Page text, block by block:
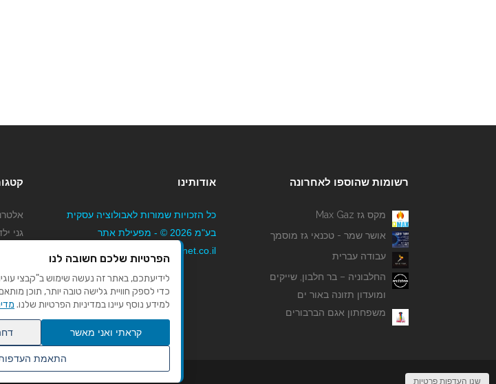
רשומות שהוספו לאחרונה
מקס גז Max Gaz
אושר שמר - טכנאי גז מוסמך
עבודה עברית
החלבוניה – בר חלבון, שייקים
ומועדון תזונה באור ים
משפחתון אגם הברבורים
אודותינו
כל הזכויות שמורות לאבולוציה עסקית
בע"מ 2026 © - מפעילת אתר
Mybiznet.co.il
גני
הפרטיות שלכם חשובה לנו
כדי לספק חוויית גלישה טובה יותר, תוכן
למידע נוסף עיינו במדיניות הפרטיות שלנו.
קראתי ואני מאשר
התאמת
שנו העדפות פרטיות